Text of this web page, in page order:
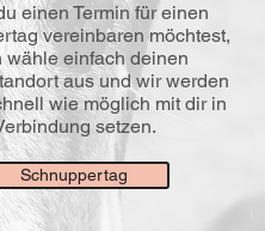
einen Termin für einen
vereinbaren möchtest,
wähle einfach deinen
aus und wir werden
wie möglich mit dir in
setzen.
Schnuppertag